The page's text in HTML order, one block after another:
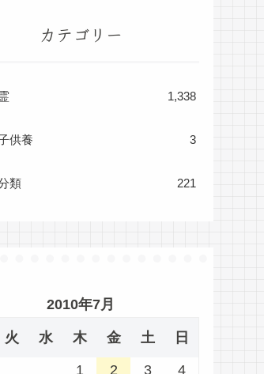
カテゴリー
1,338
供養 3
類 221
2010年7月
火 水 木 金 土 日
1 2 3 4